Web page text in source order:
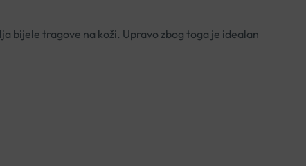
bijele tragove na koži. Upravo zbog toga je idealan